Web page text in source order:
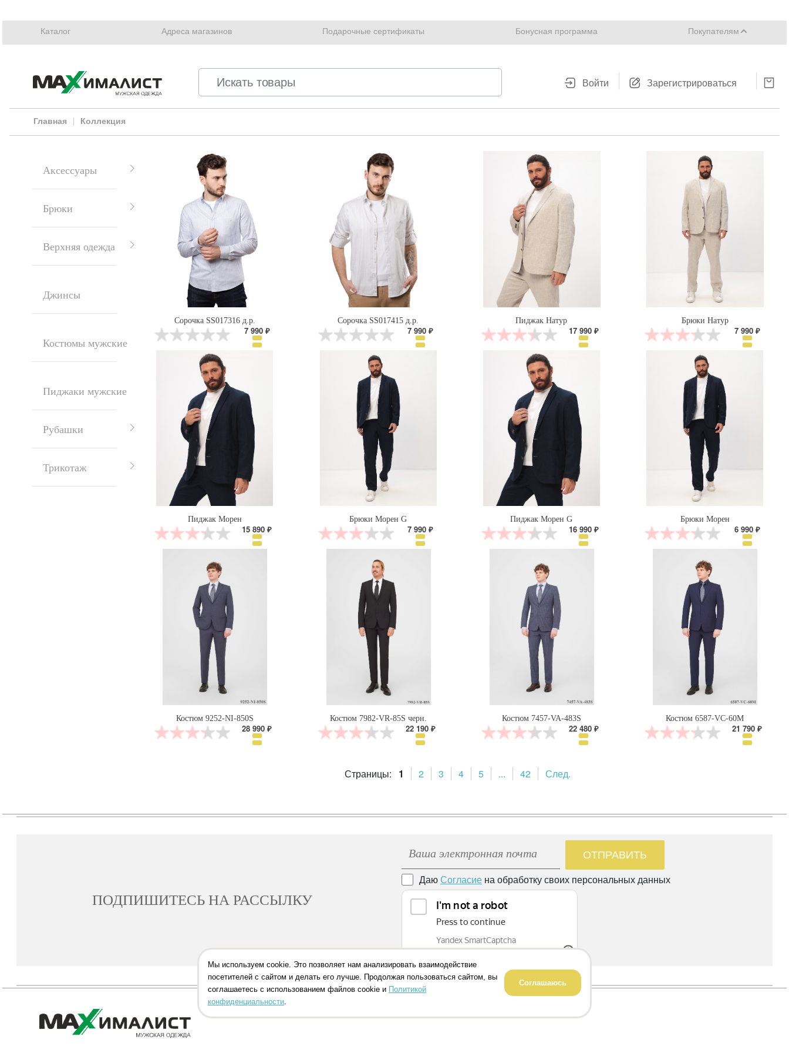
Каталог Адреса магазинов Подарочные сертификаты Бонусная программа Покупателям
Войти Зарегистрироваться
Главная Коллекция
Аксессуары
Брюки
Верхняя одежда
Джинсы
Костюмы мужские
Пиджаки мужские
Рубашки
Трикотаж
Сорочка SS017316 д.р.
7 990 ₽
Сорочка SS017415 д.р.
7 990 ₽
Пиджак Натур
17 990 ₽
Брюки Натур
7 990 ₽
Пиджак Морен
15 890 ₽
Брюки Морен G
7 990 ₽
Пиджак Морен G
16 990 ₽
Брюки Морен
6 990 ₽
Костюм 9252-NI-850S
28 990 ₽
Костюм 7982-VR-85S черн.
22 190 ₽
Костюм 7457-VA-483S
22 480 ₽
Костюм 6587-VC-60M
21 790 ₽
Страницы: 1 2 3 4 5 ... 42 След.
ПОДПИШИТЕСЬ НА РАССЫЛКУ
ОТПРАВИТЬ
ДаюСогласие на обработку своих персональных данных
Мы используем cookie. Это позволяет нам анализировать взаимодействие
посетителей с сайтом и делать его лучше. Продолжая пользоваться сайтом, вы
соглашаетесь с использованием файлов cookie и Политикой
конфиденциальности
Соглашаюсь